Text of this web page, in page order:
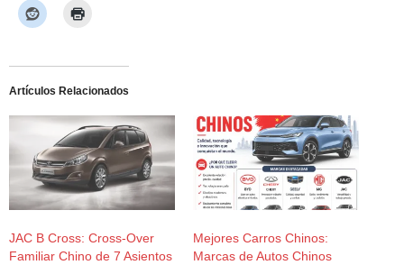
Artículos Relacionados
JAC B Cross: Cross-Over
Familiar Chino de 7 Asientos
Mejores Carros Chinos:
Marcas de Autos Chinos